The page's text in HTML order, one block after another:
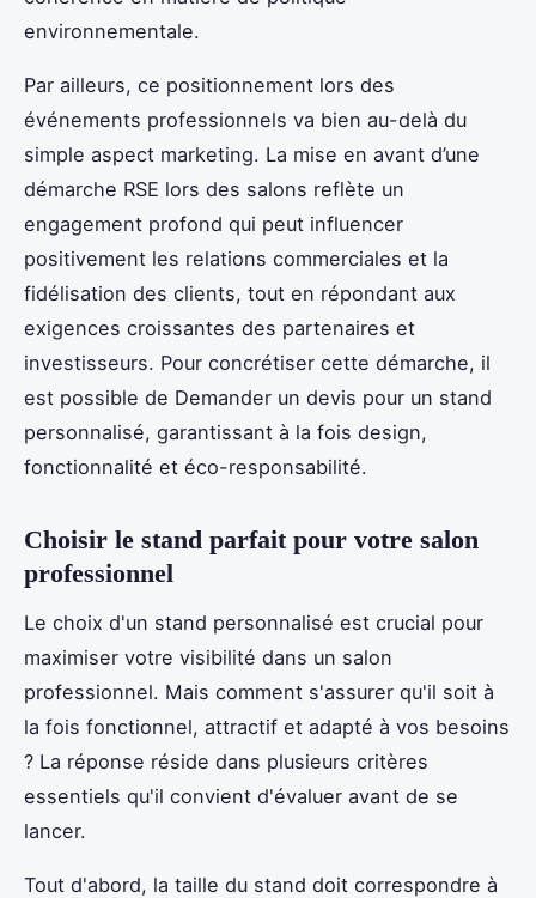
environnementale.
Par ailleurs, ce positionnement lors des
événements professionnels va bien au-delà du
simple aspect marketing. La mise en avant d’une
démarche RSE lors des salons reflète un
engagement profond qui peut influencer
positivement les relations commerciales et la
fidélisation des clients, tout en répondant aux
exigences croissantes des partenaires et
investisseurs. Pour concrétiser cette démarche, il
est possible de Demander un devis pour un stand
personnalisé, garantissant à la fois design,
fonctionnalité et éco-responsabilité.
Choisir le stand parfait pour votre salon
professionnel
Le choix d'un stand personnalisé est crucial pour
maximiser votre visibilité dans un salon
professionnel. Mais comment s'assurer qu'il soit à
la fois fonctionnel, attractif et adapté à vos besoins
? La réponse réside dans plusieurs critères
essentiels qu'il convient d'évaluer avant de se
lancer.
Tout d'abord, la taille du stand doit correspondre à